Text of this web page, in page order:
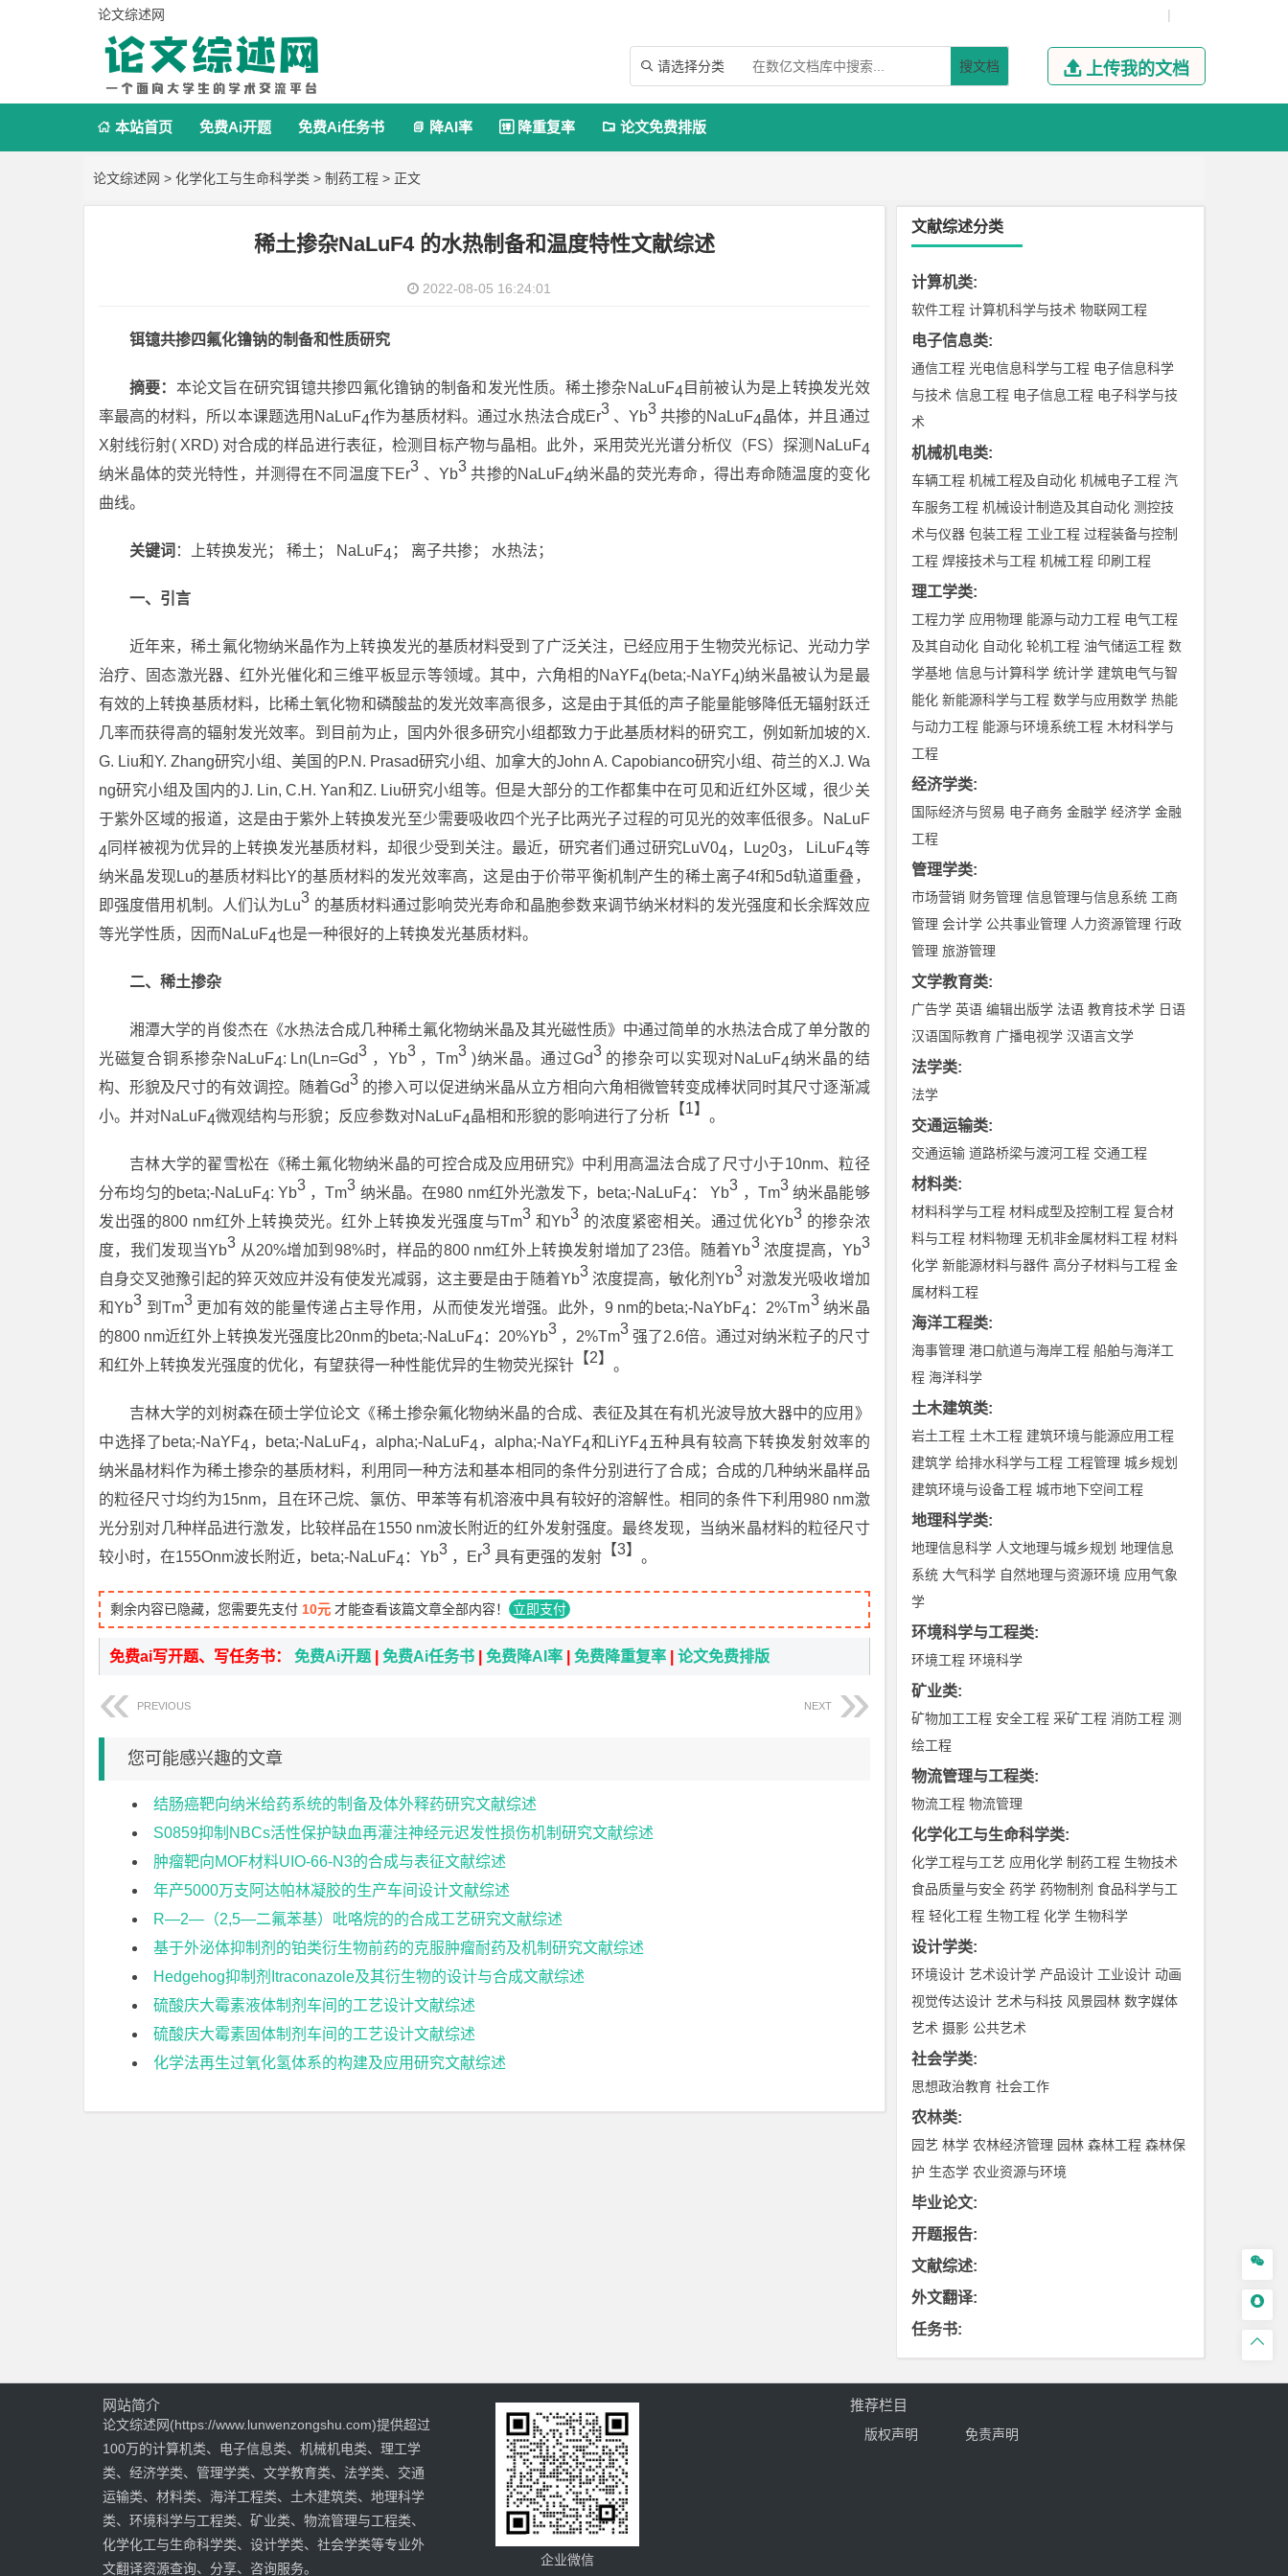
论文综述网 |
 请选择分类 搜文档  上传我的文档
 本站首页 免费Ai开题 免费Ai任务书  降AI率  降重复率  论文免费排版
论文综述网 > 化学化工与生命科学类 > 制药工程 > 正文
稀土掺杂NaLuF4 的水热制备和温度特性文献综述
2022-08-05 16:24:01
铒镱共掺四氟化镥钠的制备和性质研究
摘要： 本论文旨在研究铒镱共掺四氟化镥钠的制备和发光性质。稀土掺杂NaLuF4目前被认为是上转换发光效
率最高的材料，所以本课题选用NaLuF4作为基质材料。通过水热法合成Er3 、Yb3 共掺的NaLuF4晶体，并且通过
X射线衍射( XRD) 对合成的样品进行表征，检测目标产物与晶相。此外，采用荧光光谱分析仪（FS）探测NaLuF4
纳米晶体的荧光特性，并测得在不同温度下Er3 、Yb3 共掺的NaLuF4纳米晶的荧光寿命，得出寿命随温度的变化
曲线。
关键词 ：上转换发光； 稀土； NaLuF4； 离子共掺； 水热法；
一、引言
近年来，稀土氟化物纳米晶作为上转换发光的基质材料受到了广泛关注，已经应用于生物荧光标记、光动力学
治疗、固态激光器、红外光催化和三维平板显示等领域。其中，六角相的NaYF4(beta;-NaYF4)纳米晶被认为是最
有效的上转换基质材料，比稀土氧化物和磷酸盐的发光效率高很多，这是由于其低的声子能量能够降低无辐射跃迁
几率而获得高的辐射发光效率。到目前为止，国内外很多研究小组都致力于此基质材料的研究工，例如新加坡的X.
G. Liu和Y. Zhang研究小组、美国的P.N. Prasad研究小组、加拿大的John A. Capobianco研究小组、荷兰的X.J. Wa
ng研究小组及国内的J. Lin, C.H. Yan和Z. Liu研究小组等。但是大部分的工作都集中在可见和近红外区域，很少关
于紫外区域的报道，这是由于紫外上转换发光至少需要吸收四个光子比两光子过程的可见光的效率低很多。NaLuF
4同样被视为优异的上转换发光基质材料，却很少受到关注。最近，研究者们通过研究LuV04，Lu203， LiLuF4等
纳米晶发现Lu的基质材料比Y的基质材料的发光效率高，这是由于价带平衡机制产生的稀土离子4f和5d轨道重叠，
即强度借用机制。人们认为Lu3 的基质材料通过影响荧光寿命和晶胞参数来调节纳米材料的发光强度和长余辉效应
等光学性质，因而NaLuF4也是一种很好的上转换发光基质材料。
二、稀土掺杂
湘潭大学的肖俊杰在《水热法合成几种稀土氟化物纳米晶及其光磁性质》中通过简单的水热法合成了单分散的
光磁复合铜系掺杂NaLuF4: Ln(Ln=Gd3 ，Yb3 ，Tm3 )纳米晶。通过Gd3 的掺杂可以实现对NaLuF4纳米晶的结
构、形貌及尺寸的有效调控。随着Gd3 的掺入可以促进纳米晶从立方相向六角相微管转变成棒状同时其尺寸逐渐减
小。并对NaLuF4微观结构与形貌；反应参数对NaLuF4晶相和形貌的影响进行了分析 【1】 。
吉林大学的翟雪松在《稀土氟化物纳米晶的可控合成及应用研究》中利用高温法合成了尺寸小于10nm、粒径
分布均匀的beta;-NaLuF4: Yb3 ，Tm3 纳米晶。在980 nm红外光激发下，beta;-NaLuF4： Yb3 ，Tm3 纳米晶能够
发出强的800 nm红外上转换荧光。红外上转换发光强度与Tm3 和Yb3 的浓度紧密相关。通过优化Yb3 的掺杂浓
度，我们发现当Yb3 从20%增加到98%时，样品的800 nm红外上转换发射增加了23倍。随着Yb3 浓度提高，Yb3
自身交叉弛豫引起的猝灭效应并没有使发光减弱，这主要是由于随着Yb3 浓度提高，敏化剂Yb3 对激发光吸收增加
和Yb3 到Tm3 更加有效的能量传递占主导作用，从而使发光增强。此外，9 nm的beta;-NaYbF4：2%Tm3 纳米晶
的800 nm近红外上转换发光强度比20nm的beta;-NaLuF4：20%Yb3 ，2%Tm3 强了2.6倍。通过对纳米粒子的尺寸
和红外上转换发光强度的优化，有望获得一种性能优异的生物荧光探针 【2】 。
吉林大学的刘树森在硕士学位论文《稀土掺杂氟化物纳米晶的合成、表征及其在有机光波导放大器中的应用》
中选择了beta;-NaYF4，beta;-NaLuF4，alpha;-NaLuF4，alpha;-NaYF4和LiYF4五种具有较高下转换发射效率的
纳米晶材料作为稀土掺杂的基质材料，利用同一种方法和基本相同的条件分别进行了合成；合成的几种纳米晶样品
的粒径尺寸均约为15nm，且在环己烷、氯仿、甲苯等有机溶液中具有较好的溶解性。相同的条件下利用980 nm激
光分别对几种样品进行激发，比较样品在1550 nm波长附近的红外发射强度。最终发现，当纳米晶材料的粒径尺寸
较小时，在155Onm波长附近，beta;-NaLuF4：Yb3 ，Er3 具有更强的发射 【3】 。
剩余内容已隐藏，您需要先支付 10元 才能查看该篇文章全部内容！ 立即支付
免费ai写开题、写任务书： 免费Ai开题 免费Ai任务书 免费降AI率 免费降重复率 论文免费排版
PREVIOUS NEXT
您可能感兴趣的文章
结肠癌靶向纳米给药系统的制备及体外释药研究文献综述
S0859抑制NBCs活性保护缺血再灌注神经元迟发性损伤机制研究文献综述
肿瘤靶向MOF材料UIO-66-N3的合成与表征文献综述
年产5000万支阿达帕林凝胶的生产车间设计文献综述
R—2—（2,5—二氟苯基）吡咯烷的的合成工艺研究文献综述
基于外泌体抑制剂的铂类衍生物前药的克服肿瘤耐药及机制研究文献综述
Hedgehog抑制剂Itraconazole及其衍生物的设计与合成文献综述
硫酸庆大霉素液体制剂车间的工艺设计文献综述
硫酸庆大霉素固体制剂车间的工艺设计文献综述
化学法再生过氧化氢体系的构建及应用研究文献综述
文献综述分类
计算机类:
软件工程 计算机科学与技术 物联网工程
电子信息类:
通信工程 光电信息科学与工程 电子信息科学
与技术 信息工程 电子信息工程 电子科学与技
术
机械机电类:
车辆工程 机械工程及自动化 机械电子工程 汽
车服务工程 机械设计制造及其自动化 测控技
术与仪器 包装工程 工业工程 过程装备与控制
工程 焊接技术与工程 机械工程 印刷工程
理工学类:
工程力学 应用物理 能源与动力工程 电气工程
及其自动化 自动化 轮机工程 油气储运工程 数
学基地 信息与计算科学 统计学 建筑电气与智
能化 新能源科学与工程 数学与应用数学 热能
与动力工程 能源与环境系统工程 木材科学与
工程
经济学类:
国际经济与贸易 电子商务 金融学 经济学 金融
工程
管理学类:
市场营销 财务管理 信息管理与信息系统 工商
管理 会计学 公共事业管理 人力资源管理 行政
管理 旅游管理
文学教育类:
广告学 英语 编辑出版学 法语 教育技术学 日语
汉语国际教育 广播电视学 汉语言文学
法学类:
法学
交通运输类:
交通运输 道路桥梁与渡河工程 交通工程
材料类:
材料科学与工程 材料成型及控制工程 复合材
料与工程 材料物理 无机非金属材料工程 材料
化学 新能源材料与器件 高分子材料与工程 金
属材料工程
海洋工程类:
海事管理 港口航道与海岸工程 船舶与海洋工
程 海洋科学
土木建筑类:
岩土工程 土木工程 建筑环境与能源应用工程
建筑学 给排水科学与工程 工程管理 城乡规划
建筑环境与设备工程 城市地下空间工程
地理科学类:
地理信息科学 人文地理与城乡规划 地理信息
系统 大气科学 自然地理与资源环境 应用气象
学
环境科学与工程类:
环境工程 环境科学
矿业类:
矿物加工工程 安全工程 采矿工程 消防工程 测
绘工程
物流管理与工程类:
物流工程 物流管理
化学化工与生命科学类:
化学工程与工艺 应用化学 制药工程 生物技术
食品质量与安全 药学 药物制剂 食品科学与工
程 轻化工程 生物工程 化学 生物科学
设计学类:
环境设计 艺术设计学 产品设计 工业设计 动画
视觉传达设计 艺术与科技 风景园林 数字媒体
艺术 摄影 公共艺术
社会学类:
思想政治教育 社会工作
农林类:
园艺 林学 农林经济管理 园林 森林工程 森林保
护 生态学 农业资源与环境
毕业论文:
开题报告:
文献综述:
外文翻译:
任务书:



网站简介
论文综述网(https://www.lunwenzongshu.com)提供超过
100万的计算机类、电子信息类、机械机电类、理工学
类、经济学类、管理学类、文学教育类、法学类、交通
运输类、材料类、海洋工程类、土木建筑类、地理科学
类、环境科学与工程类、矿业类、物流管理与工程类、
化学化工与生命科学类、设计学类、社会学类等专业外
文翻译资源查询、分享、咨询服务。
企业微信
推荐栏目
版权声明 免责声明